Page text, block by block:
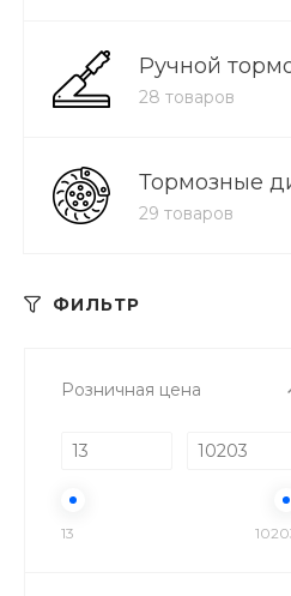
Ручной
28 товаров
Тормозные
29 товаров
ФИЛЬТР
Розничная цена
13